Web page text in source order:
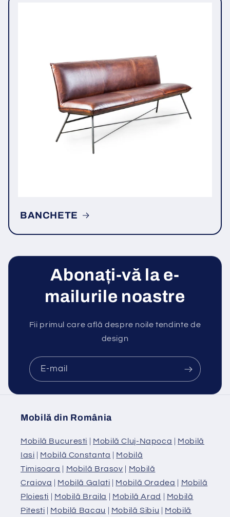
BANCHETE
Abonați-vă la e-
mailurile noastre
Fii primul care află despre noile tendinte de
design
E-mail
Mobilă din România
Mobilă Bucuresti | Mobilă Cluj-Napoca | Mobilă
Iasi | Mobilă Constanta | Mobilă
Timisoara | Mobilă Brasov | Mobilă
Craiova | Mobilă Galati | Mobilă Oradea | Mobilă
Ploiesti | Mobilă Braila | Mobilă Arad | Mobilă
Pitesti | Mobilă Bacau | Mobilă Sibiu | Mobilă